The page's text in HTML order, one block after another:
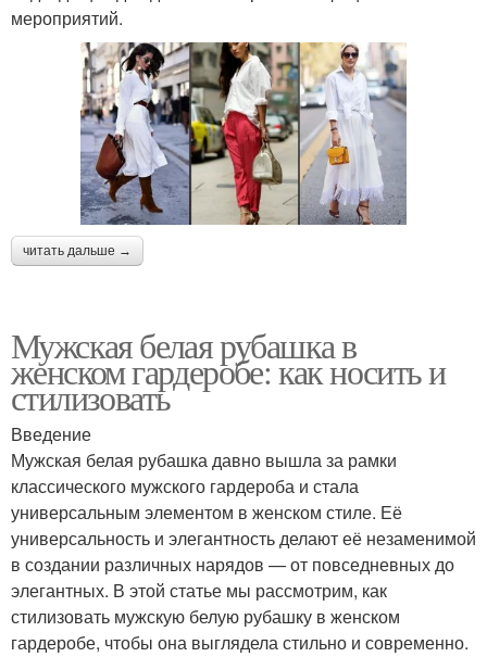
мероприятий.
читать дальше →
Мужская белая рубашка в
женском гардеробе: как носить и
стилизовать
Введение
Мужская белая рубашка давно вышла за рамки
классического мужского гардероба и стала
универсальным элементом в женском стиле. Её
универсальность и элегантность делают её незаменимой
в создании различных нарядов — от повседневных до
элегантных. В этой статье мы рассмотрим, как
стилизовать мужскую белую рубашку в женском
гардеробе, чтобы она выглядела стильно и современно.